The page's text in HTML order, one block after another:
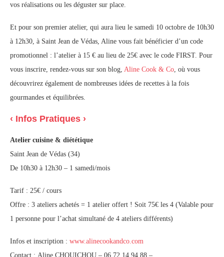
vos réalisations ou les déguster sur place.
Et pour son premier atelier, qui aura lieu le samedi 10 octobre de 10h30
à 12h30, à Saint Jean de Védas, Aline vous fait bénéficier d’un code
promotionnel : l’atelier à 15 € au lieu de 25€ avec le code FIRST. Pour
vous inscrire, rendez-vous sur son blog, Aline Cook & Co , où vous
découvrirez également de nombreuses idées de recettes à la fois
gourmandes et équilibrées.
‹ Infos Pratiques ›
Atelier cuisine & diététique
Saint Jean de Védas (34)
De 10h30 à 12h30 – 1 samedi/mois
Tarif : 25€ / cours
Offre : 3 ateliers achetés = 1 atelier offert ! Soit 75€ les 4 (Valable pour
1 personne pour l’achat simultané de 4 ateliers différents)
Infos et inscription : www.alinecookandco.com
Contact : Aline CHOUICHOU – 06 72 14 94 88 –